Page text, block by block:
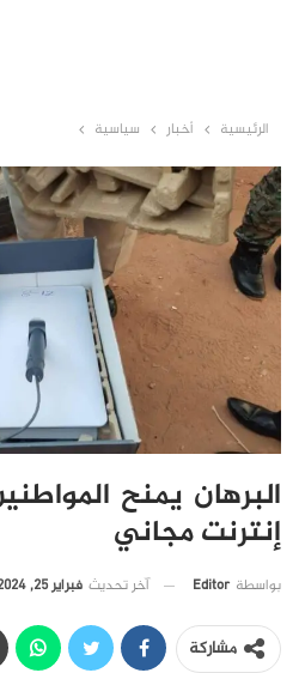
الرئيسية أخبار سياسية
البرهان يمنح
إنترنت مجاني
بواسطة Editor آخر تحديث فبراير 25, 2024
مشاركة